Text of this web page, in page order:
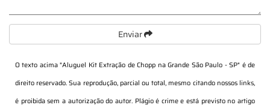
Enviar
O texto acima "Aluguel Kit Extração de Chopp na Grande São Paulo - SP" é de
direito reservado. Sua reprodução, parcial ou total, mesmo citando nossos links,
é proibida sem a autorização do autor. Plágio é crime e está previsto no artigo